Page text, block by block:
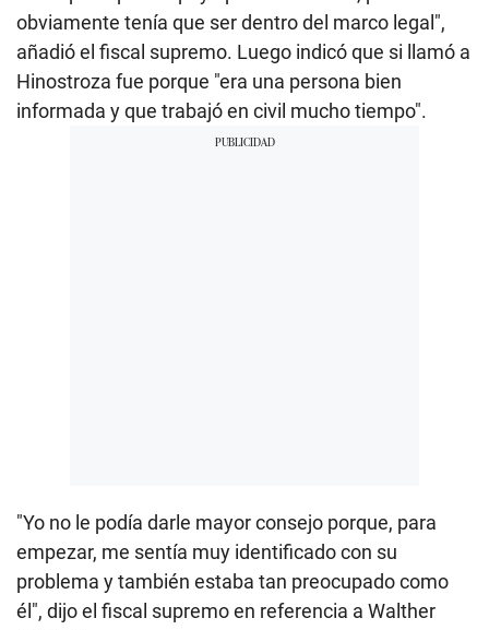
obviamente tenía que ser dentro del marco legal",
añadió el fiscal supremo. Luego indicó que si llamó a
Hinostroza fue porque "era una persona bien
informada y que trabajó en civil mucho tiempo".
"Yo no le podía darle mayor consejo porque, para
empezar, me sentía muy identificado con su
problema y también estaba tan preocupado como
él", dijo el fiscal supremo en referencia a Walther